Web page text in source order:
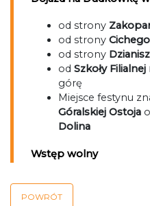
od strony
od strony
od strony
od Szkoły
górę
Miejsce festynu
Góralskiej Ostoja
Dolina
Wstęp wolny
POWRÓT